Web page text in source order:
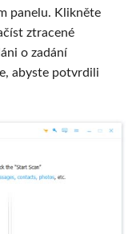
panelu. Klikněte
ztracené
o zadání
abyste potvrdili